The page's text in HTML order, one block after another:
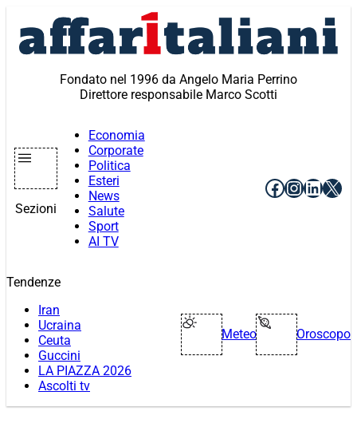
contenuto
Fondato nel 1996 da Angelo Maria Perrino
Direttore responsabile Marco Scotti
Sezioni
Economia
Corporate
Politica
Esteri
News
Salute
Sport
AI TV
Facebook
X
Tendenze
Iran
Ucraina
Ceuta
Guccini
LA PIAZZA 2026
Ascolti tv
Meteo Oroscopo